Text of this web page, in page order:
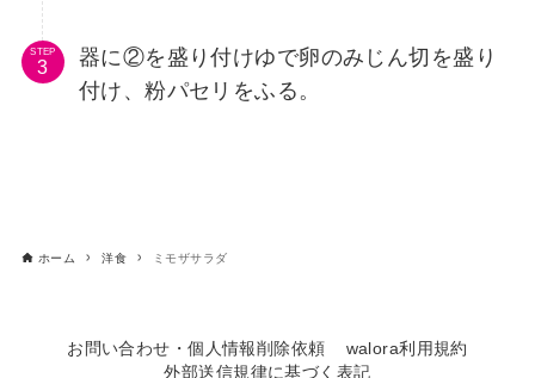
STEP
器に②を盛り付けゆで卵のみじん切を盛り
付け、粉パセリをふる。
ホーム 洋食 ミモザサラダ
お問い合わせ・個人情報削除依頼
walora利用規約
外部送信規律に基づく表記